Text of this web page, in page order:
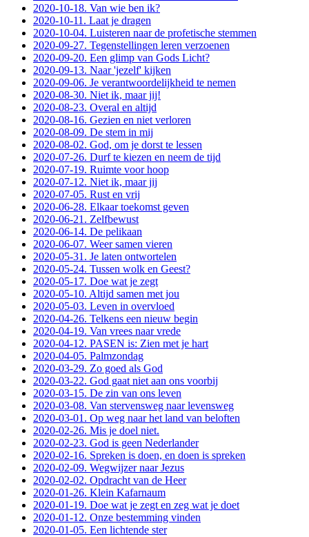
2020-10-18. Van wie ben ik?
2020-10-11. Laat je dragen
2020-10-04. Luisteren naar de profetische stemmen
2020-09-27. Tegenstellingen leren verzoenen
2020-09-20. Een glimp van Gods Licht?
2020-09-13. Naar 'jezelf' kijken
2020-09-06. Je verantwoordelijkheid te nemen
2020-08-30. Niet ik, maar jij!
2020-08-23. Overal en altijd
2020-08-16. Gezien en niet verloren
2020-08-09. De stem in mij
2020-08-02. God, om je dorst te lessen
2020-07-26. Durf te kiezen en neem de tijd
2020-07-19. Ruimte voor hoop
2020-07-12. Niet ik, maar jij
2020-07-05. Rust en vrij
2020-06-28. Elkaar toekomst geven
2020-06-21. Zelfbewust
2020-06-14. De pelikaan
2020-06-07. Weer samen vieren
2020-05-31. Je laten ontwortelen
2020-05-24. Tussen wolk en Geest?
2020-05-17. Doe wat je zegt
2020-05-10. Altijd samen met jou
2020-05-03. Leven in overvloed
2020-04-26. Telkens een nieuw begin
2020-04-19. Van vrees naar vrede
2020-04-12. PASEN is: Zien met je hart
2020-04-05. Palmzondag
2020-03-29. Zo goed als God
2020-03-22. God gaat niet aan ons voorbij
2020-03-15. De zin van ons leven
2020-03-08. Van stervensweg naar levensweg
2020-03-01. Op weg naar het land van beloften
2020-02-26. Mis je doel niet.
2020-02-23. God is geen Nederlander
2020-02-16. Spreken is doen, en doen is spreken
2020-02-09. Wegwijzer naar Jezus
2020-02-02. Opdracht van de Heer
2020-01-26. Klein Kafarnaum
2020-01-19. Doe wat je zegt en zeg wat je doet
2020-01-12. Onze bestemming vinden
2020-01-05. Een lichtende ster